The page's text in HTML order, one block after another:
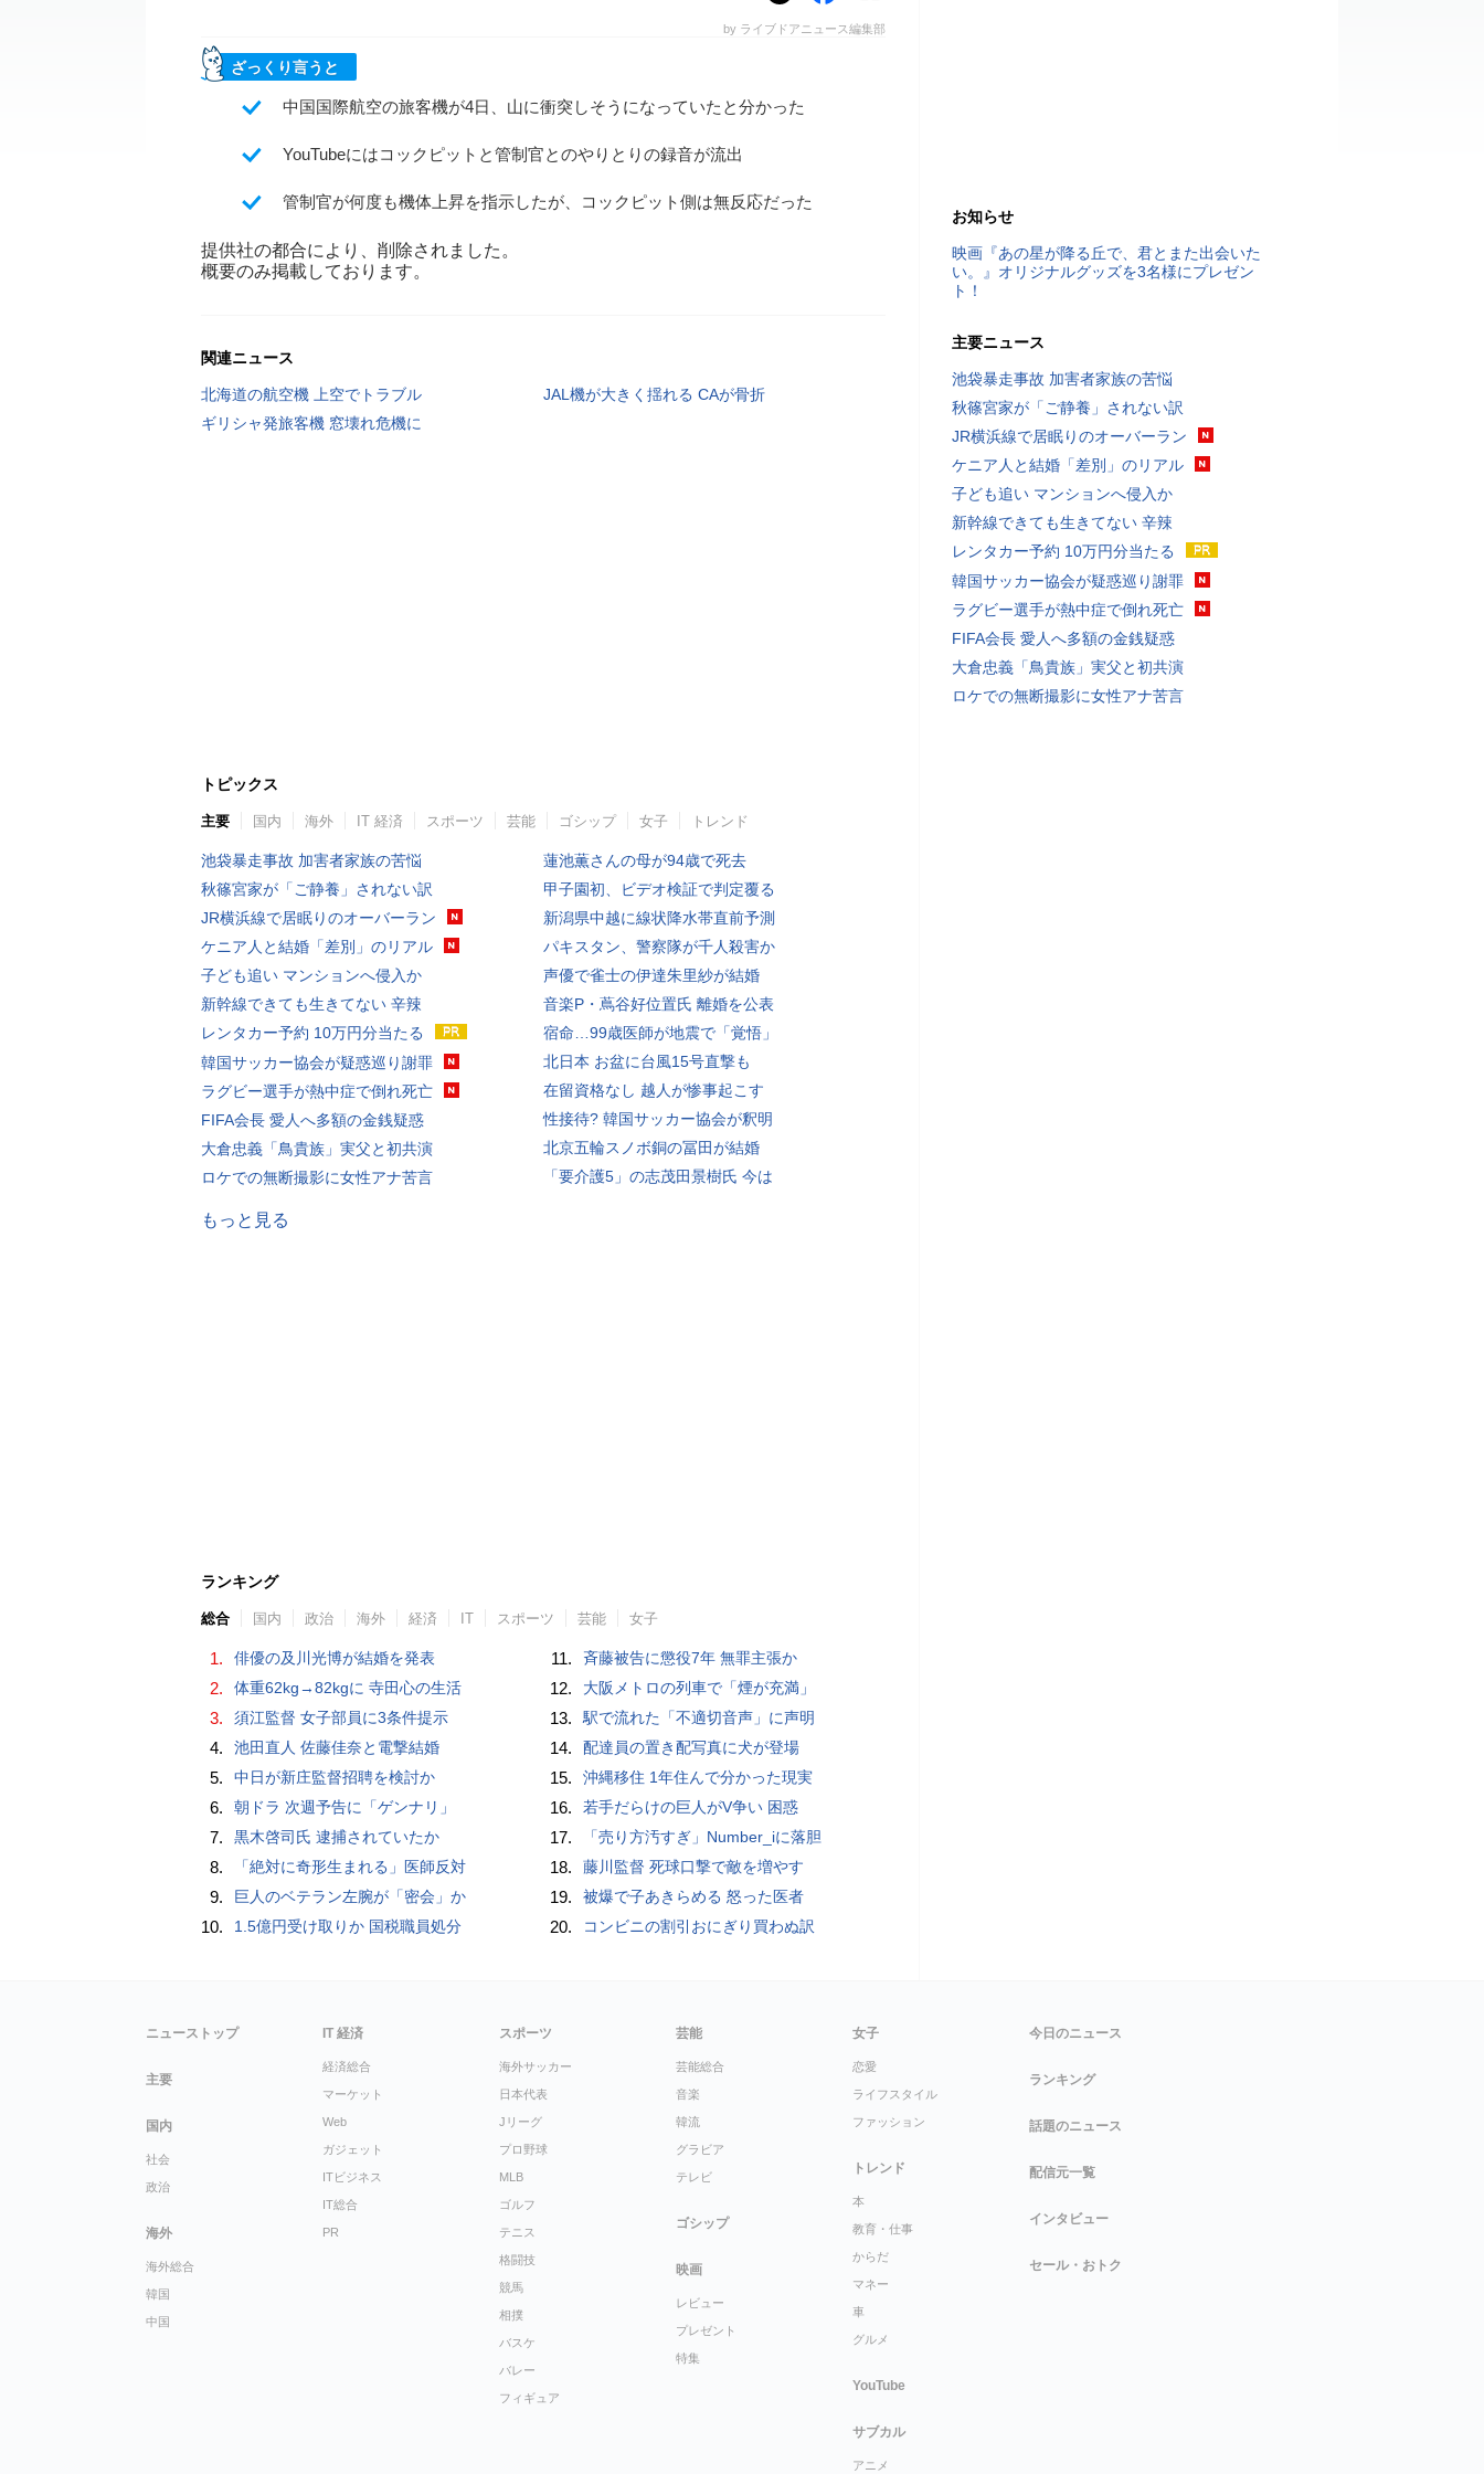
by ライブドアニュース編集部
ざっくり言うと
中国国際航空の旅客機が4日、山に衝突しそうになっていたと分かった
YouTubeにはコックピットと管制官とのやりとりの録音が流出
管制官が何度も機体上昇を指示したが、コックピット側は無反応だった
提供社の都合により、削除されました。
概要のみ掲載しております。
関連ニュース
北海道の航空機 上空でトラブル
JAL機が大きく揺れる CAが骨折
ギリシャ発旅客機 窓壊れ危機に
トピックス
主要 国内 海外 IT 経済 スポーツ 芸能 ゴシップ 女子 トレンド
池袋暴走事故 加害者家族の苦悩
秋篠宮家が「ご静養」されない訳
JR横浜線で居眠りのオーバーラン
ケニア人と結婚「差別」のリアル
子ども追い マンションへ侵入か
新幹線できても生きてない 辛辣
レンタカー予約 10万円分当たる
韓国サッカー協会が疑惑巡り謝罪
ラグビー選手が熱中症で倒れ死亡
FIFA会長 愛人へ多額の金銭疑惑
大倉忠義「鳥貴族」実父と初共演
ロケでの無断撮影に女性アナ苦言
蓮池薫さんの母が94歳で死去
甲子園初、ビデオ検証で判定覆る
新潟県中越に線状降水帯直前予測
パキスタン、警察隊が千人殺害か
声優で雀士の伊達朱里紗が結婚
音楽P・蔦谷好位置氏 離婚を公表
宿命…99歳医師が地震で「覚悟」
北日本 お盆に台風15号直撃も
在留資格なし 越人が惨事起こす
性接待? 韓国サッカー協会が釈明
北京五輪スノボ銅の冨田が結婚
「要介護5」の志茂田景樹氏 今は
もっと見る
ランキング
総合 国内 政治 海外 経済 IT スポーツ 芸能 女子
1. 俳優の及川光博が結婚を発表
2. 体重62kg→82kgに 寺田心の生活
3. 須江監督 女子部員に3条件提示
4. 池田直人 佐藤佳奈と電撃結婚
5. 中日が新庄監督招聘を検討か
6. 朝ドラ 次週予告に「ゲンナリ」
7. 黒木啓司氏 逮捕されていたか
8. 「絶対に奇形生まれる」医師反対
9. 巨人のベテラン左腕が「密会」か
10. 1.5億円受け取りか 国税職員処分
11. 斉藤被告に懲役7年 無罪主張か
12. 大阪メトロの列車で「煙が充満」
13. 駅で流れた「不適切音声」に声明
14. 配達員の置き配写真に犬が登場
15. 沖縄移住 1年住んで分かった現実
16. 若手だらけの巨人がV争い 困惑
17. 「売り方汚すぎ」Number_iに落胆
18. 藤川監督 死球口撃で敵を増やす
19. 被爆で子あきらめる 怒った医者
20. コンビニの割引おにぎり買わぬ訳
お知らせ
映画『あの星が降る丘で、君とまた出会いた
い。』オリジナルグッズを3名様にプレゼン
ト！
主要ニュース
池袋暴走事故 加害者家族の苦悩
秋篠宮家が「ご静養」されない訳
JR横浜線で居眠りのオーバーラン
ケニア人と結婚「差別」のリアル
子ども追い マンションへ侵入か
新幹線できても生きてない 辛辣
レンタカー予約 10万円分当たる
韓国サッカー協会が疑惑巡り謝罪
ラグビー選手が熱中症で倒れ死亡
FIFA会長 愛人へ多額の金銭疑惑
大倉忠義「鳥貴族」実父と初共演
ロケでの無断撮影に女性アナ苦言
ニューストップ
主要
国内
社会
政治
海外
海外総合
韓国
中国
IT 経済
経済総合
マーケット
Web
ガジェット
ITビジネス
IT総合
PR
スポーツ
海外サッカー
日本代表
Jリーグ
プロ野球
MLB
ゴルフ
テニス
格闘技
競馬
相撲
バスケ
バレー
フィギュア
芸能
芸能総合
音楽
韓流
グラビア
テレビ
ゴシップ
映画
レビュー
プレゼント
特集
女子
恋愛
ライフスタイル
ファッション
トレンド
本
教育・仕事
からだ
マネー
車
グルメ
YouTube
サブカル
アニメ
今日のニュース
ランキング
話題のニュース
配信元一覧
インタビュー
セール・おトク